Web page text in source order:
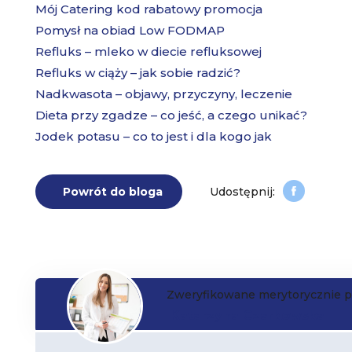
Mój Catering kod rabatowy promocja
Pomysł na obiad Low FODMAP
Refluks – mleko w diecie refluksowej
Refluks w ciąży – jak sobie radzić?
Nadkwasota – objawy, przyczyny, leczenie
Dieta przy zgadze – co jeść, a czego unikać?
Jodek potasu – co to jest i dla kogo jak
Powrót do bloga
Zweryfikowane merytorycznie